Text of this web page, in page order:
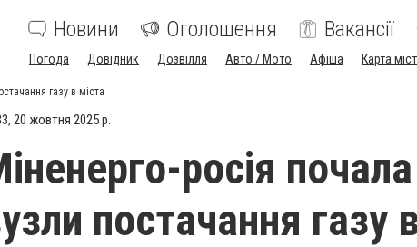
Новини Оголошення Вакансії
Погода Довідник Дозвілля Авто / Мото Афіша Карта
газу в міста
20 жовтня 2025 р.
росія
постачання газу